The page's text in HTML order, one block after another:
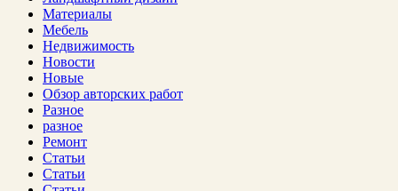
Материалы
Мебель
Недвижимость
Новости
Новые
Обзор авторских работ
Разное
разное
Ремонт
Статьи
Статьи